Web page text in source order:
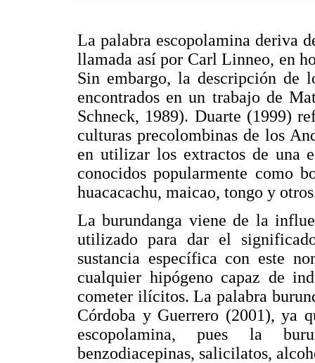
La palabra escopolamina deriva
llamada así por Carl Linneo, en
Sin embargo, la descripción de
encontrados en un trabajo de
Schneck, 1989). Duarte (1999)
culturas precolombinas de los
en utilizar los extractos de una
conocidos popularmente como
huacacachu, maicao, tongo y
La burundanga viene de la
utilizado para dar el
sustancia específica con este
cualquier hipógeno capaz de
cometer ilícitos. La palabra
Córdoba y Guerrero (2001), ya
escopolamina, pues la
benzodiacepinas, salicilatos,